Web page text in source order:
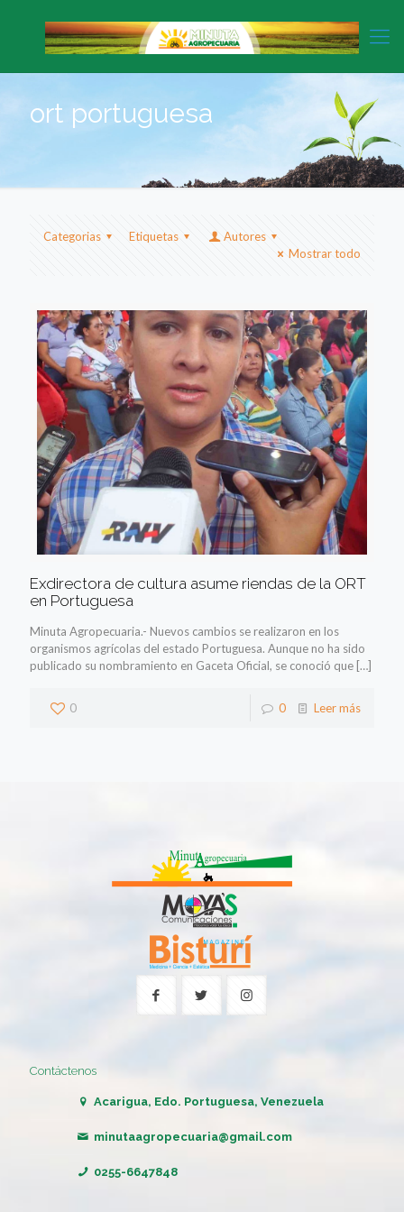
ort portuguesa
Categorias Etiquetas
Autores
Mostrar todo
Exdirectora de cultura asume riendas de la ORT
en Portuguesa
Minuta Agropecuaria.- Nuevos cambios se realizaron en los
organismos agrícolas del estado Portuguesa. Aunque no ha sido
publicado su nombramiento en Gaceta Oficial, se conoció que […]
0 0 Leer más
Contáctenos
Acarigua, Edo. Portuguesa, Venezuela
minutaagropecuaria@gmail.com
0255-6647848